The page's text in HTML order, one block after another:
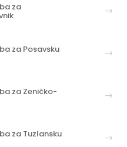
za
za Posavsku
za Zeničko-
za Tuzlansku